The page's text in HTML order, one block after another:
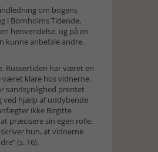
om bogens
i Bornholms Tidende,
henvendelse, og på en
kunne anbefale andre,
Russertiden har været en
klare hos vidnerne.
sandsynlighed prentet
ved hjælp af uddybende
ikke Birgitte
præcisere sin egen rolle.
hun, at vidnerne
(s. 16).